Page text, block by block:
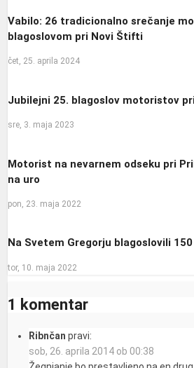
Vabilo: 26 tradicionalno srečanje
blagoslovom pri Novi Štifti
čet, 25. aprila 2024
Jubilejni 25. blagoslov motoristov
sre, 3. maja 2023
Motorist na nevarnem odseku pri
na uro
pon, 23. maja 2022
Na Svetem Gregorju blagoslovili
tor, 10. maja 2022
1 komentar
Ribnčan pravi:
sob, 26. aprila 2014 ob 00:38